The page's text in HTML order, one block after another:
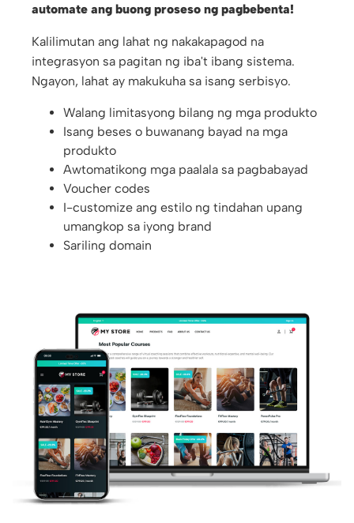
automate ang buong proseso ng pagbebenta!
Kalilimutan ang lahat ng nakakapagod na
integrasyon sa pagitan ng iba't ibang sistema.
Ngayon, lahat ay makukuha sa isang serbisyo.
Walang limitasyong bilang ng mga produkto
Isang beses o buwanang bayad na mga
produkto
Awtomatikong mga paalala sa pagbabayad
Voucher codes
I-customize ang estilo ng tindahan upang
umangkop sa iyong brand
Sariling domain